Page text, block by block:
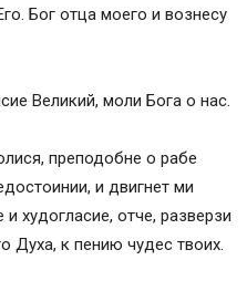
Бог отца моего и вознесу
Великий, моли Бога о нас.
преподобне о рабе
и двигнет ми
худогласие, отче, разверзи
Духа, к пению чудес твоих.